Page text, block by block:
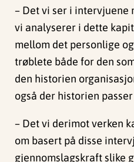
– Det vi ser i intervjuene
vi analyserer i dette
mellom det personlige
trøblete både for den
den historien
også der historien
– Det vi derimot verken
om basert på disse
gjennomslagskraft slike